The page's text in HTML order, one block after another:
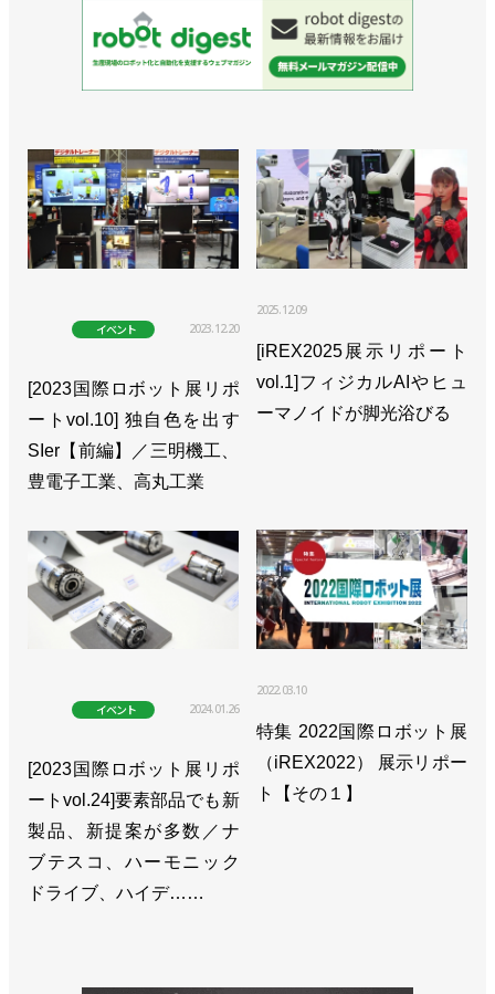
イベント 2023.12.20
[2023国際ロボット展リポ
ートvol.10] 独自色を出す
SIer【前編】／三明機工、
豊電子工業、高丸工業
2025.12.09
[iREX2025展示リポート
vol.1]フィジカルAIやヒュ
ーマノイドが脚光浴びる
イベント 2024.01.26
[2023国際ロボット展リポ
ートvol.24]要素部品でも新
製品、新提案が多数／ナ
ブテスコ、ハーモニック
ドライブ、ハイデ……
2022.03.10
特集 2022国際ロボット展
（iREX2022） 展示リポー
ト【その１】